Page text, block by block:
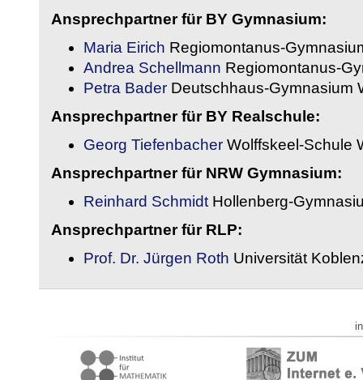
Ansprechpartner für BY Gymnasium:
Maria Eirich Regiomontanus-
Andrea Schellmann Regiomontanus-
Petra Bader Deutschhaus-Gymnasium
Ansprechpartner für BY Realschule:
Georg Tiefenbacher Wolffskeel-Schule
Ansprechpartner für NRW Gymnasium:
Reinhard Schmidt Hollenberg-
Ansprechpartner für RLP:
Prof. Dr. Jürgen Roth Universität